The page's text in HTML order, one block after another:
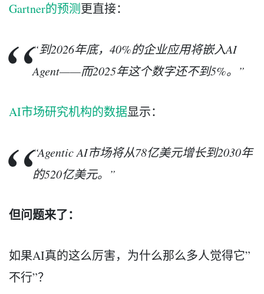
Gartner的预测更直接：
“到2026年底，40%的企业应用将嵌入AI
Agent——而2025年这个数字还不到5%。”
AI市场研究机构的数据显示：
“Agentic AI市场将从78亿美元增长到2030年
的520亿美元。”
但问题来了：
如果AI真的这么厉害，为什么那么多人觉得它”
不行”？